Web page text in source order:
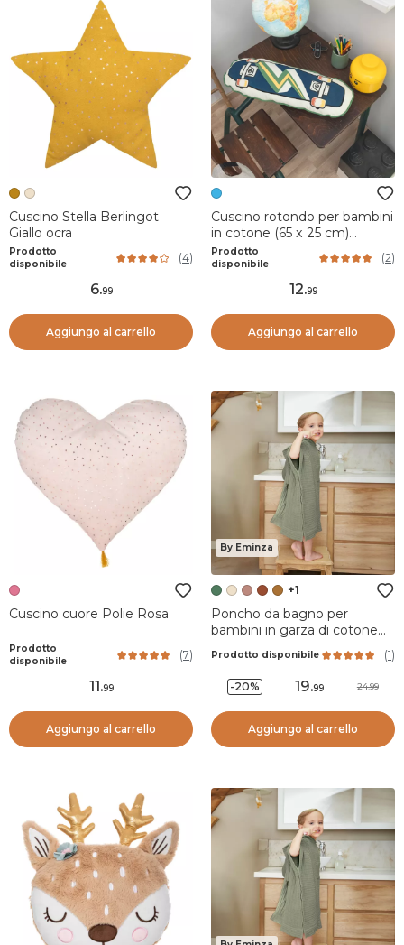
Cuscino Stella Berlingot
Giallo ocra
Prodotto
disponibile
(4)
6.99
Aggiungo al carrello
Cuscino rotondo per bambini
in cotone (65 x 25 cm)
California Blu
Prodotto
disponibile
(2)
12.99
Aggiungo al carrello
Cuscino cuore Polie Rosa
Prodotto
disponibile
(7)
11.99
Aggiungo al carrello
By Eminza
+1
Poncho da bagno per
bambini in garza di cotone
rosmarino
Prodotto disponibile (1)
-20% 19.99 24.99
Aggiungo al carrello